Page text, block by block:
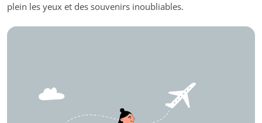
plein les yeux et des souvenirs inoubliables.